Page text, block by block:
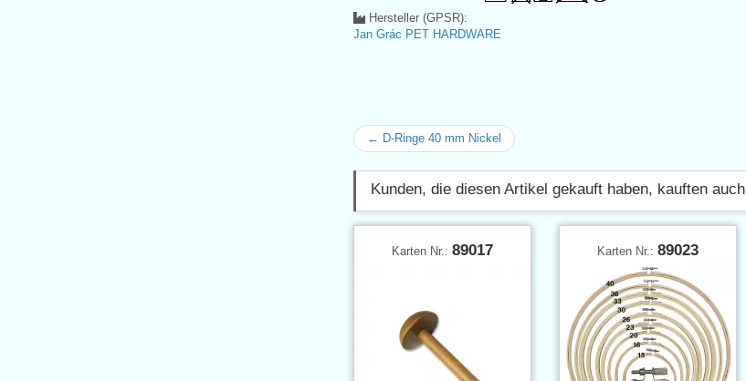
Hersteller (GPSR):
Jan Grác PET HARDWARE
← D-Ringe 40 mm Nickel
Kunden, die diesen Artikel gekauft haben, kauften auch
Karten Nr.: 89017 Karten Nr.: 89023